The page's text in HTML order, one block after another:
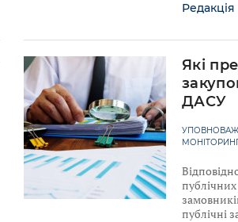
Редакція
Які
ДАСУ
публічних
публічні